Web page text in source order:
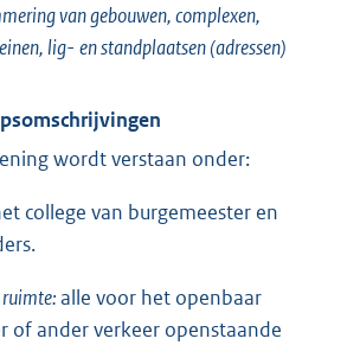
van gebouwen,complexen,
lig- en standplaatsen (adressen)
wordt verstaan onder:
college van burgemeester en
alle voor het openbaar
of ander verkeer openstaande